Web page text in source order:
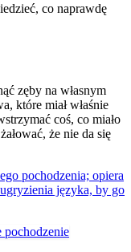
co naprawdę
zęby na własnym
które miał właśnie
coś, co miało
że nie da się
pochodzenia; opiera
języka, by go
pochodzenie